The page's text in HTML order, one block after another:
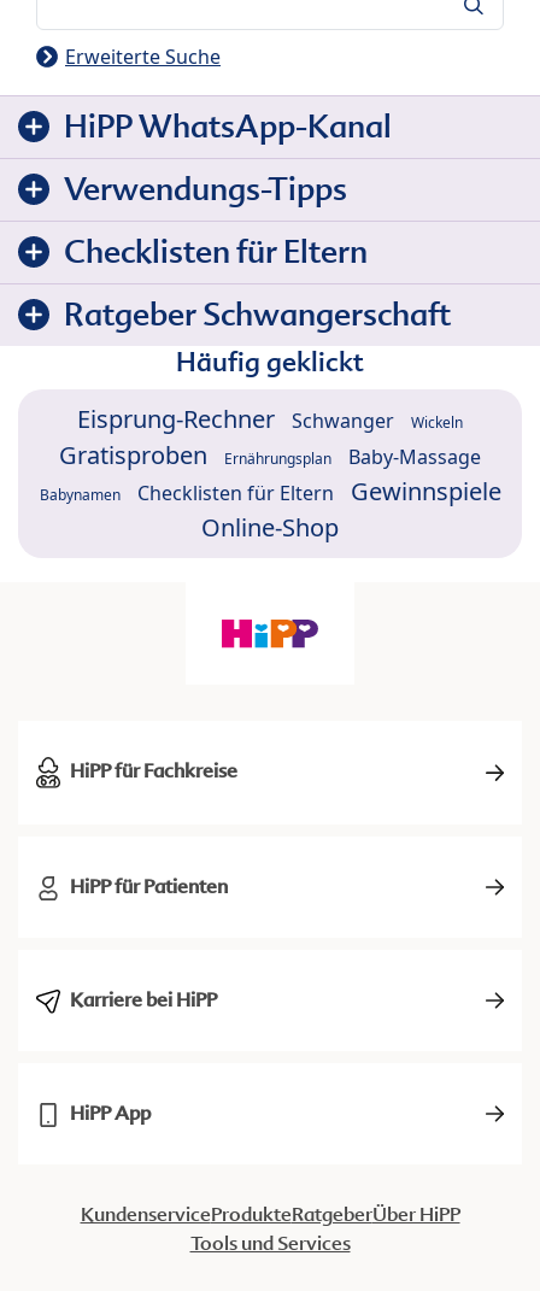
Erweiterte Suche
HiPP WhatsApp-Kanal
Verwendungs-Tipps
Checklisten für Eltern
Ratgeber Schwangerschaft
Häufig geklickt
Eisprung-Rechner Schwanger Wickeln
Gratisproben Ernährungsplan Baby-Massage
Babynamen Checklisten für Eltern
Gewinnspiele
Online-Shop
HiPP für Fachkreise
HiPP für Patienten
Karriere bei HiPP
HiPP App
KundenserviceProdukteRatgeberÜber HiPP
Tools und Services